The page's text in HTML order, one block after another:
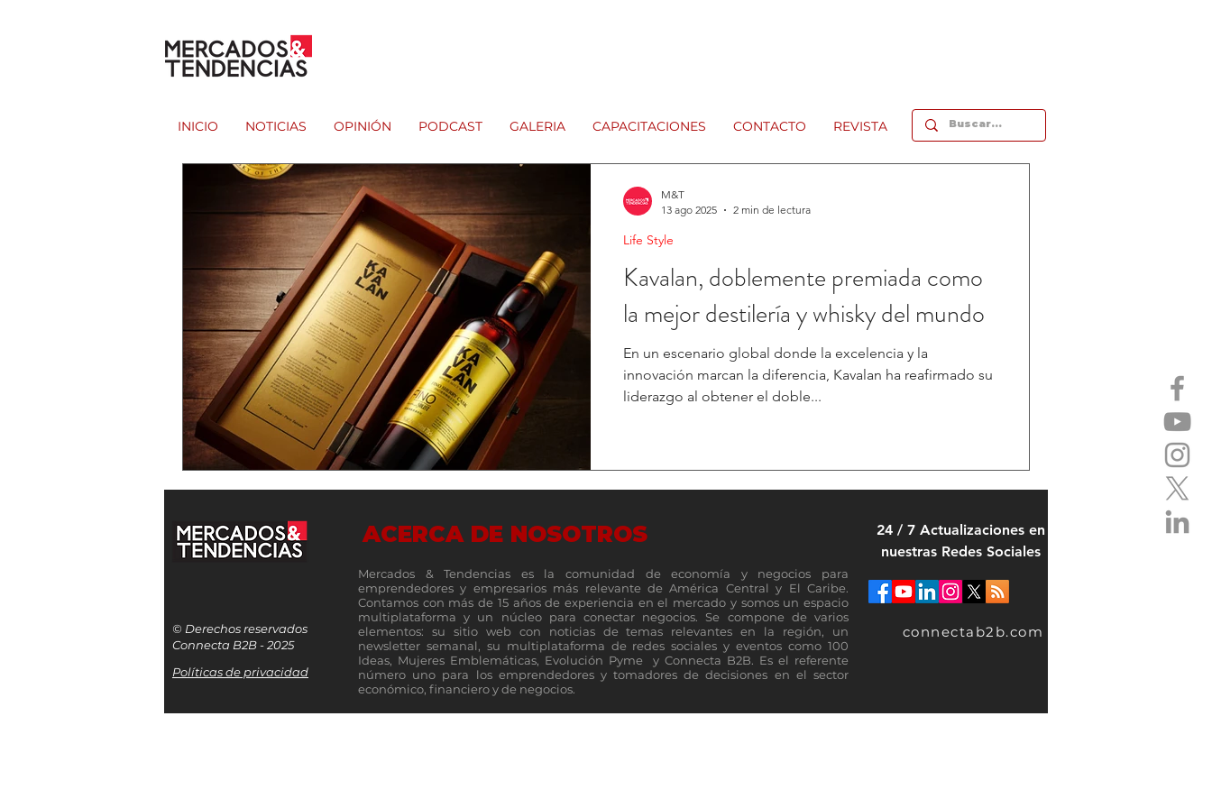
INICIO NOTICIAS OPINIÓN PODCAST GALERIA CAPACITACIONES CONTACTO REVISTA
Kavalan, doblemente premiada como
la mejor destilería y whisky del mundo
En un escenario global donde la excelencia y la
innovación marcan la diferencia, Kavalan ha reafirmado su
liderazgo al obtener el doble...
Life Style
M&T
13 ago 2025
2 min de lectura
© Derechos reservados
Connecta B2B - 2025
Políticas de privacidad
ACERCA DE NOSOTROS
Mercados & Tendencias es la comunidad de economía y negocios para
emprendedores y empresarios más relevante de América Central y El Caribe.
Contamos con más de 15 años de experiencia en el mercado y somos un espacio
multiplataforma y un núcleo para conectar negocios. Se compone de varios
elementos: su sitio web con noticias de temas relevantes en la región, un
newsletter semanal, su multiplataforma de redes sociales y eventos como 100
Ideas, Mujeres Emblemáticas, Evolución Pyme y Connecta B2B. Es el referente
número uno para los emprendedores y tomadores de decisiones en el sector
económico, financiero y de negocios.
24 / 7 Actualizaciones en
nuestras Redes Sociales
connectab2b.com